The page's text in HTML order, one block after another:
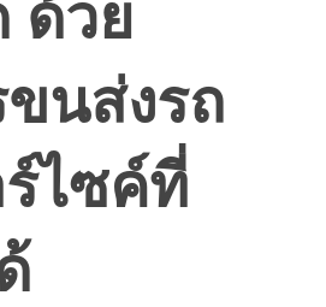
ด้วย
นส่งรถ
ไซค์ที่